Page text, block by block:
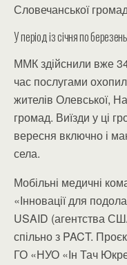
Словечанської
У період із січня по березень
ММК здійснили вже
час послугами
жителів Олевської,
громад. Виїзди у ці
вересня включно і
села.
Мобільні медичні
«Інновації для
USAID (агентства
спільно з PACT.
ГО «НУО «Ін Тач